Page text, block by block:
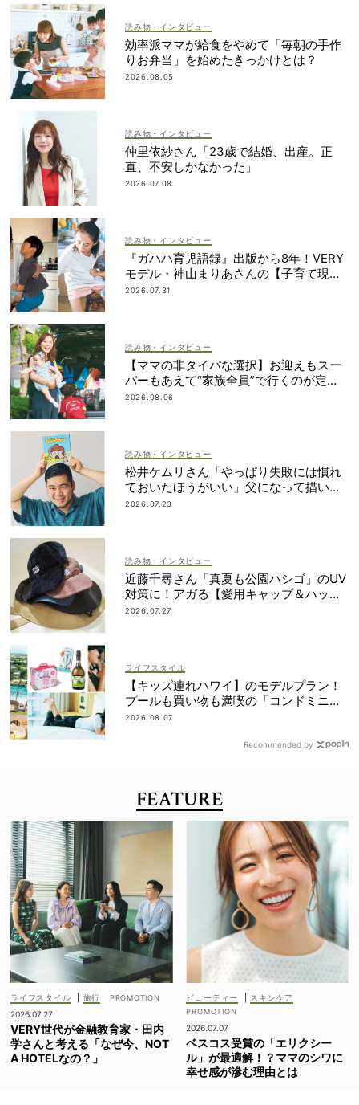
読み物・インタビュー
効率派ママが給食をやめて「毎朝の手作
りお弁当」を始めたきっかけとは？
2026.08.05
読み物・インタビュー
仲里依紗さん「23歳で結婚、出産。正
直、不安しかなかった」
2026.07.08
読み物・インタビュー
『ガハハ育児語録』出版から8年！VERY
モデル・神山まりあさんの【子育て現在
地】
2026.07.31
読み物・インタビュー
【ママの非タイパな選択】お迎えもスー
パーもあえて“家族全員”で行くのが定
番！
2026.08.06
読み物・インタビュー
松井ケムリさん「やっぱり失敗には慣れ
ておいたほうがいい」父になって描いた
初めての絵本＜7/24発売＞
2026.07.23
読み物・インタビュー
近藤千尋さん「真夏も公園ハシゴ」のUV
対策に！アガる【愛用キャップ＆ハッ
ト】大公開
2026.07.27
ライフスタイル
【キッズ連れハワイ】のモデルプラン！
プールも買い物も満喫の「コンドミニア
ム」滞在が大正解
2026.08.07
Recommended by
FEATURE
ライフスタイル
旅行
2026.07.27
VERY世代が金融教育家・田内
学さんと考える「なぜ今、NOT
A HOTELなの？」
ビューティー スキンケア
2026.07.07
ベスコス受賞の「エリクシー
ル」が最適解！？ママのシワに
幸せ感が滲む理由とは